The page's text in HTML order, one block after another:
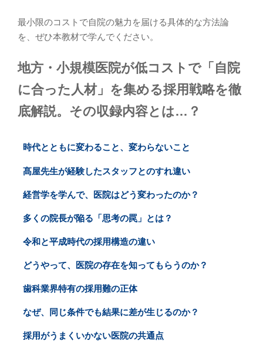
最小限のコストで自院の魅力を届ける具体的な方法論
を、ぜひ本教材で学んでください。
地方・小規模医院が低コストで「自院
に合った人材」を集める採用戦略を徹
底解説。その収録内容とは…？
時代とともに変わること、変わらないこと
髙屋先生が経験したスタッフとのすれ違い
経営学を学んで、医院はどう変わったのか？
多くの院長が陥る「思考の罠」とは？
令和と平成時代の採用構造の違い
どうやって、医院の存在を知ってもらうのか？
歯科業界特有の採用難の正体
なぜ、同じ条件でも結果に差が生じるのか？
採用がうまくいかない医院の共通点